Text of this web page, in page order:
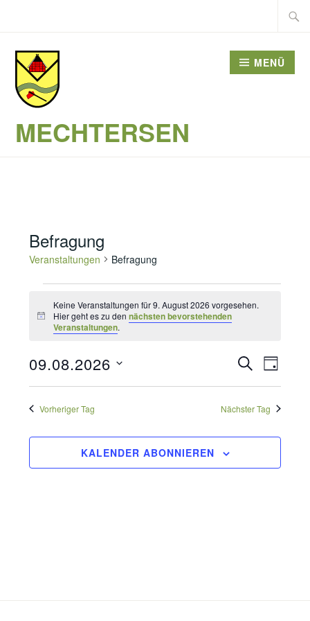
springen
Suche
MECHTERSEN
MENÜ
Befragung
Veranstaltungen Befragung
Veranstaltungen
für
August
2026
Hinweis
Keine Veranstaltungen für 9. August 2026 vorgesehen.
Hier geht es zu den nächsten bevorstehenden
Veranstaltungen.
Suche
und
SUCHE
TAG
09.08.2026
Datum
wählen.
Vorheriger Tag Nächster Tag
KALENDER ABONNIEREN